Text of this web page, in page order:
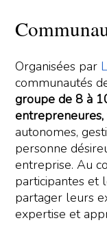
Organisées par
communautés
groupe de 8 à
entrepreneures,
autonomes,
personne
entreprise. Au
participantes et
partager leurs
expertise et